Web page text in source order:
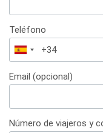
Teléfono
España
+34
Email (opcional)
Número de viajeros y